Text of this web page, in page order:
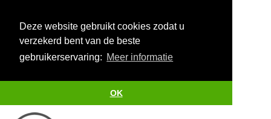
Deze website gebruikt cookies zodat u
verzekerd bent van de beste
gebruikerservaring: Meer informatie
OK